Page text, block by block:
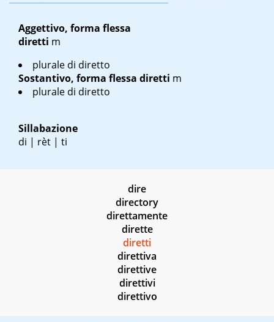
Aggettivo, forma flessa
diretti m
plurale di diretto
Sostantivo, forma flessa diretti m
plurale di diretto
Sillabazione
di | rèt | ti
dire
directory
direttamente
dirette
diretti
direttiva
direttive
direttivi
direttivo